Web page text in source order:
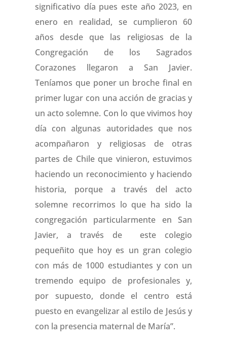
significativo día pues este año 2023, en
enero en realidad, se cumplieron 60
años desde que las religiosas de la
Congregación de los Sagrados
Corazones llegaron a San Javier.
Teníamos que poner un broche final en
primer lugar con una acción de gracias y
un acto solemne. Con lo que vivimos hoy
día con algunas autoridades que nos
acompañaron y religiosas de otras
partes de Chile que vinieron, estuvimos
haciendo un reconocimiento y haciendo
historia, porque a través del acto
solemne recorrimos lo que ha sido la
congregación particularmente en San
Javier, a través de este colegio
pequeñito que hoy es un gran colegio
con más de 1000 estudiantes y con un
tremendo equipo de profesionales y,
por supuesto, donde el centro está
puesto en evangelizar al estilo de Jesús y
con la presencia maternal de María”.